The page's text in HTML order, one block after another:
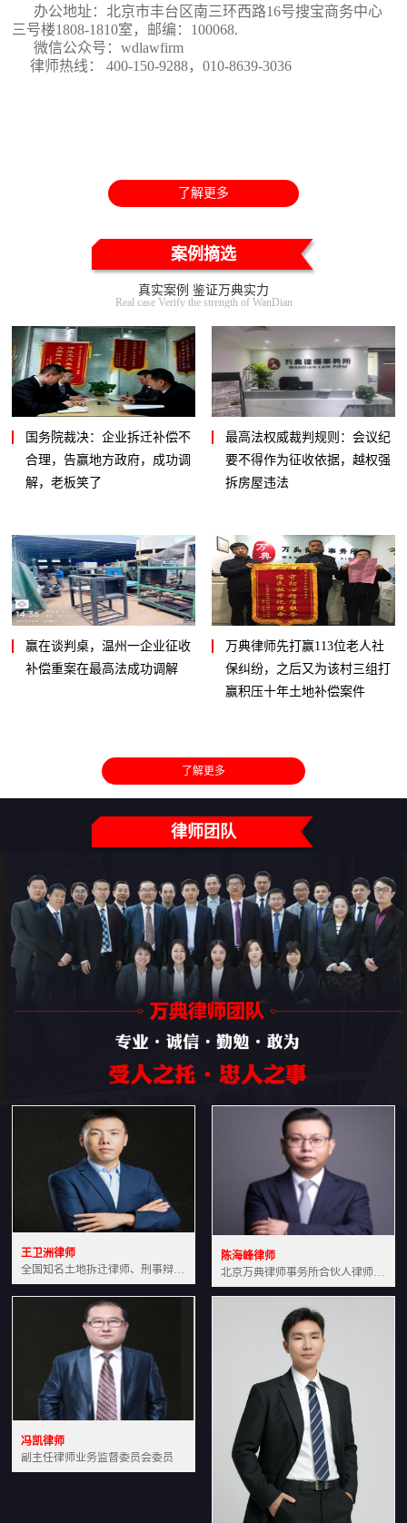
办公地址：北京市丰台区南三环西路16号搜宝商务中心
三号楼1808-1810室 ，邮编：100068.
微信公众号：wdlawfirm
律师热线： 400-150-9288，010-8639-3036
了解更多
案例摘选
真实案例 鉴证万典实力
Real case Verify the strength of WanDian
国务院裁决：企业拆迁补偿不
合理，告赢地方政府，成功调
解，老板笑了
最高法权威裁判规则：会议纪
要不得作为征收依据，越权强
拆房屋违法
赢在谈判桌，温州一企业征收
补偿重案在最高法成功调解
万典律师先打赢113位老人社
保纠纷，之后又为该村三组打
赢积压十年土地补偿案件
了解更多
律师团队
王卫洲律师
全国知名土地拆迁律师、刑事辩护律师北京万典律师事务所主任中国法学会会员北京市行政法研究会理事
陈海峰律师
北京万典律师事务所合伙人律师土地房产专业资深律师
冯凯律师
副主任律师业务监督委员会委员